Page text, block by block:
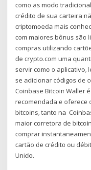
como as modo
crédito de sua carteira
criptomoeda mais
com maiores bônus são
compras utilizando
de crypto.com uma
servir como o aplicativo,
se adicionar códigos de
Coinbase Bitcoin Waller
recomendada e oferece
bitcoins, tanto na
maior corretora de
comprar
cartão de crédito ou
Unido.